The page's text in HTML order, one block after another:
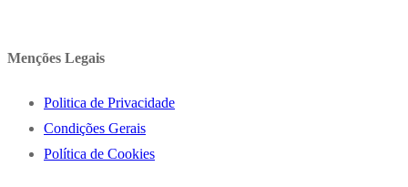
Menções Legais
Politica de Privacidade
Condições Gerais
Política de Cookies